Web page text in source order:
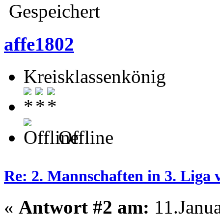
Gespeichert
affe1802
Kreisklassenkönig
Offline
Re: 2. Mannschaften in 3. Liga
« Antwort #2 am: